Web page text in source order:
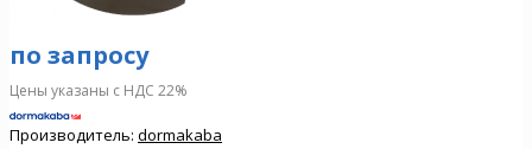
по запросу
Цены указаны с НДС 22%
Производитель: dormakaba